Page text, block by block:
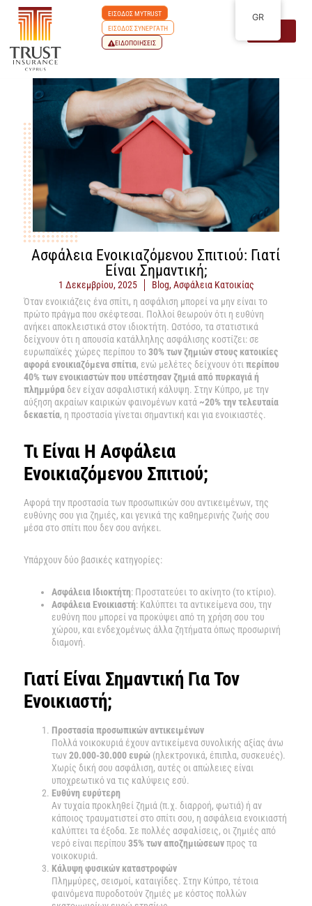
ΕΙΣΟΔΟΣ MYTRUST
ΕΙΣΟΔΟΣ ΣΥΝΕΡΓΑΤΗ
ΕΙΔΟΠΟΙΗΣΕΙΣ
Ασφάλεια Ενοικιαζόμενου Σπιτιού: Γιατί
Είναι Σημαντική;
1 Δεκεμβρίου, 2025 Blog,Ασφάλεια Κατοικίας
Όταν ενοικιάζεις ένα σπίτι, η ασφάλιση μπορεί να μην είναι το
πρώτο πράγμα που σκέφτεσαι. Πολλοί θεωρούν ότι η ευθύνη
ανήκει αποκλειστικά στον ιδιοκτήτη. Ωστόσο, τα στατιστικά
δείχνουν ότι η απουσία κατάλληλης ασφάλισης κοστίζει: σε
ευρωπαϊκές χώρες περίπου το30% των ζημιών στους κατοικίες
αφορά ενοικιαζόμενα σπίτια, ενώ μελέτες δείχνουν ότι περίπου
40% των ενοικιαστών που υπέστησαν ζημιά από πυρκαγιά ή
πλημμύραδεν είχαν ασφαλιστική κάλυψη. Στην Κύπρο, με την
αύξηση ακραίων καιρικών φαινομένων κατά ~20% την τελευταία
δεκαετία, η προστασία γίνεται σημαντική και για ενοικιαστές.
Τι Είναι Η Ασφάλεια
Ενοικιαζόμενου Σπιτιού;
Αφορά την προστασία των προσωπικών σου αντικειμένων, της
ευθύνης σου για ζημιές, και γενικά της καθημερινής ζωής σου
μέσα στο σπίτι που δεν σου ανήκει.
Υπάρχουν δύο βασικές κατηγορίες:
Ασφάλεια Ιδιοκτήτη: Προστατεύει το ακίνητο (το κτίριο).
Ασφάλεια Ενοικιαστή: Καλύπτει τα αντικείμενα σου, την
ευθύνη που μπορεί να προκύψει από τη χρήση σου του
χώρου, και ενδεχομένως άλλα ζητήματα όπως προσωρινή
διαμονή.
Γιατί Είναι Σημαντική Για Τον
Ενοικιαστή;
Προστασία προσωπικών αντικειμένων
Πολλά νοικοκυριά έχουν αντικείμενα συνολικής αξίας άνω
των20.000-30.000 ευρώ (ηλεκτρονικά, έπιπλα, συσκευές).
Χωρίς δική σου ασφάλιση, αυτές οι απώλειες είναι
υποχρεωτικό να τις καλύψεις εσύ.
Ευθύνη ευρύτερη
Αν τυχαία προκληθεί ζημιά (π.χ. διαρροή, φωτιά) ή αν
κάποιος τραυματιστεί στο σπίτι σου, η ασφάλεια ενοικιαστή
καλύπτει τα έξοδα. Σε πολλές ασφαλίσεις, οι ζημιές από
νερό είναι περίπου 35% των αποζημιώσεωνπρος τα
νοικοκυριά.
Κάλυψη φυσικών καταστροφών
Πλημμύρες, σεισμοί, καταιγίδες. Στην Κύπρο, τέτοια
φαινόμενα πυροδοτούν ζημιές με κόστος πολλών
GR